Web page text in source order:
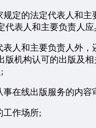
的法定代表人和主
代表人和主要负责人
和主要负责人外，
版机构认可的出版及
在线出版服务的内容
作场所;